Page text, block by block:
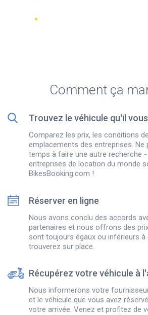
Comment ça
Trouvez le véhicule qu'il
Comparez les prix, les conditions
emplacements des entreprises. Ne
temps à faire une autre recherche
entreprises de location du monde
BikesBooking.com !
Réserver en ligne
Nous avons conclu des accords
partenaires et nous offrons des
sont toujours égaux ou inférieurs à
trouverez sur place.
Récupérez votre véhicule à
Nous informerons votre
et le véhicule que vous avez
votre arrivée. Venez et profitez de